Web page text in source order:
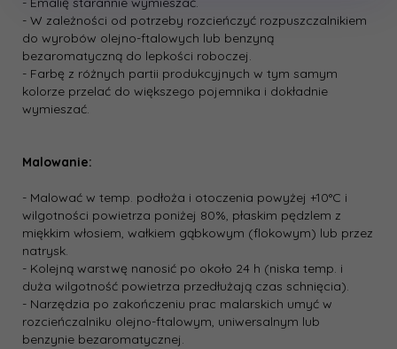
- W zależności od potrzeby rozcieńczyć rozpuszczalnikiem
do wyrobów olejno­-ftalowych lub benzyną
bezaromatyczną do lepkości roboczej.
- Farbę z różnych partii produkcyjnych w tym samym
kolorze przelać do większego pojemnika i dokładnie
wymieszać.
Malowanie:
- Malować w temp. podłoża i otoczenia powyżej +10°C i
wilgotności powietrza poniżej 80%, płaskim pędzlem z
miękkim włosiem, wałkiem gąbkowym (flokowym) lub przez
natrysk.
- Kolejną warstwę nanosić po około 24 h (niska temp. i
duża wilgotność powietrza przedłużają czas schnięcia).
- Narzędzia po zakończeniu prac malarskich umyć w
rozcieńczalniku olejno­-ftalowym, uniwersalnym lub
benzynie bezaromatycznej.